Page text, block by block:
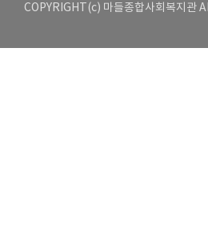
COPYRIGHT(c) 마들종합사회복지관